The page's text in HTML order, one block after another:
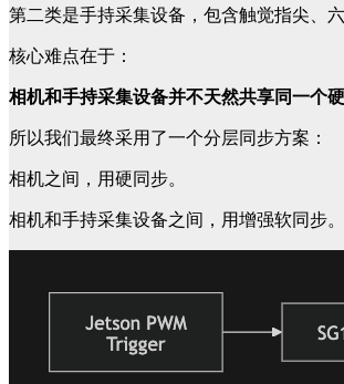
第二类是手持采集设备，包含触觉指尖、
核心难点在于：
相机和手持采集设备并不天然共享同一个硬
所以我们最终采用了一个分层同步方案：
相机之间，用硬同步。
相机和手持采集设备之间，用增强软同步。